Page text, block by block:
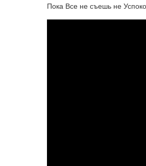
Пока Все не съешь не